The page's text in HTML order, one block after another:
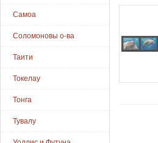
Самоа
Соломоновы о-ва
Таити
Токелау
Тонга
Тувалу